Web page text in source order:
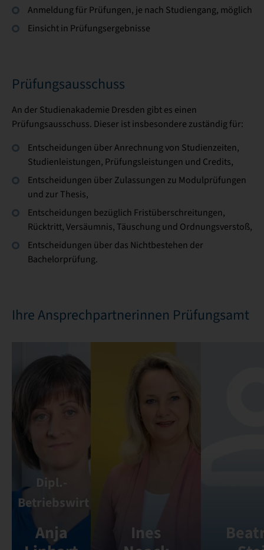
Anmeldung für Prüfungen, je nach Studiengang, möglich
Einsicht in Prüfungsergebnisse
Prüfungsausschuss
An der Studienakademie Dresden gibt es einen
Prüfungsausschuss. Dieser ist insbesondere zuständig für:
Entscheidungen über Anrechnung von Studienzeiten,
Studienleistungen, Prüfungsleistungen und Credits,
Entscheidungen über Zulassungen zu Modulprüfungen
und zur Thesis,
Entscheidungen bezüglich Fristüberschreitungen,
Rücktritt, Versäumnis, Täuschung und Ordnungsverstoß,
Entscheidungen über das Nichtbestehen der
Bachelorprüfung.
Ihre Ansprechpartnerinnen Prüfungsamt
Dipl.-
Betriebswirt
Anja
Ines